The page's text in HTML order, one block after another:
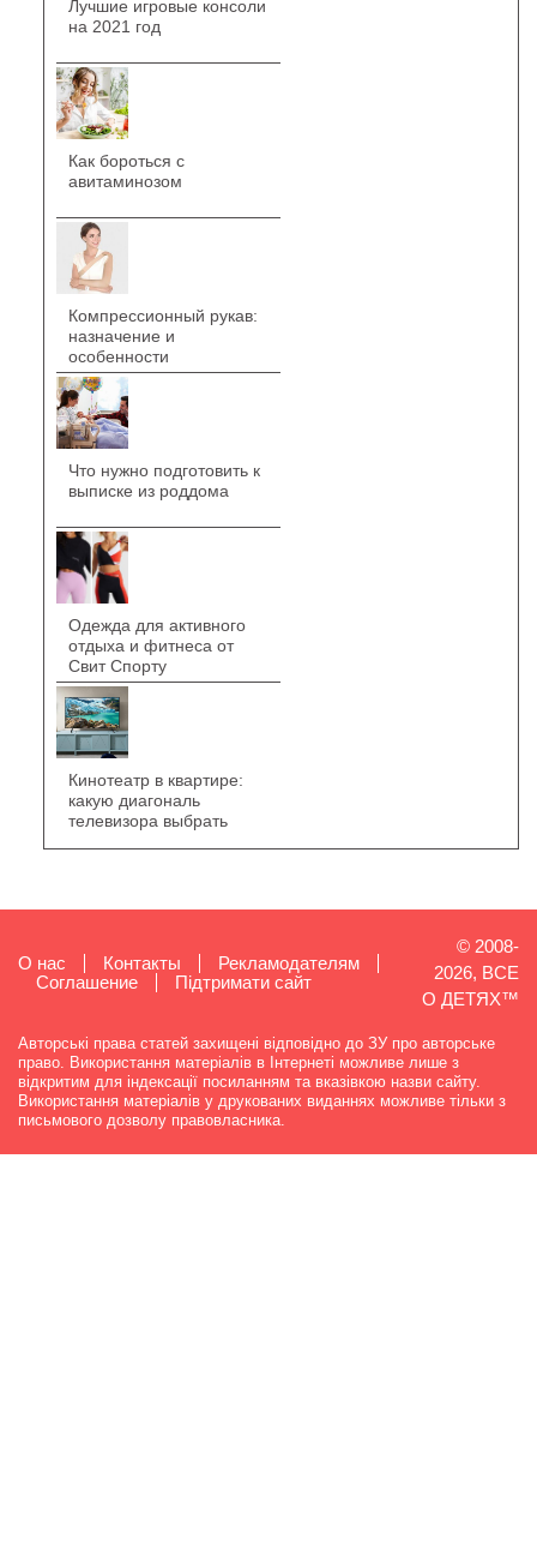
Лучшие игровые консоли
на 2021 год
Как бороться с
авитаминозом
Компрессионный рукав:
назначение и
особенности
Что нужно подготовить к
выписке из роддома
Одежда для активного
отдыха и фитнеса от
Свит Спорту
Кинотеатр в квартире:
какую диагональ
телевизора выбрать
О нас Контакты
Рекламодателям
Cоглашение
Підтримати сайт
© 2008-
2026, ВСЕ
О ДЕТЯХ™
Авторські права статей захищені відповідно до ЗУ про авторське
право. Використання матеріалів в Інтернеті можливе лише з
відкритим для індексації посиланням та вказівкою назви сайту.
Використання матеріалів у друкованих виданнях можливе тільки з
письмового дозволу правовласника.